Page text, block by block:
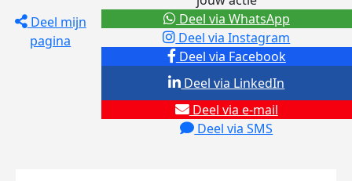
Deel mijn
pagina
Deel via Facebook
Deel via Instagram
Deel via e-mail
Deel via SMS
Deel via LinkedIn
Deel via WhatsApp